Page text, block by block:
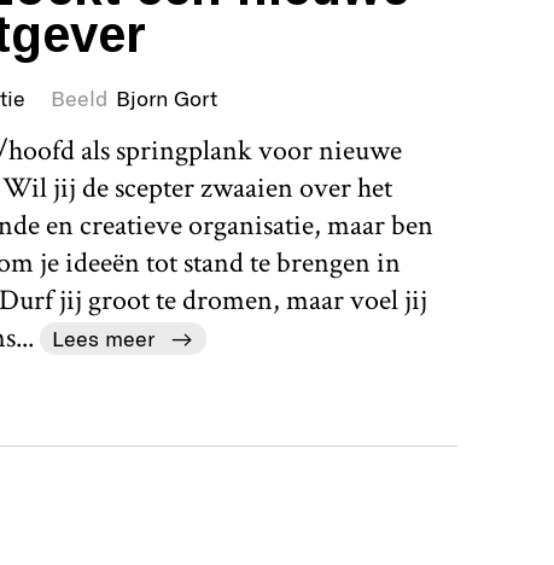
Beeld Bjorn Gort
als springplank voor nieuwe
jij de scepter zwaaien over het
en creatieve organisatie, maar ben
je ideeën tot stand te brengen in
jij groot te dromen, maar voel jij
Lees meer